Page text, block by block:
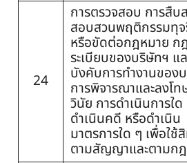
24
การตรวจสอบ การสืบ
สอบสวนพฤติกรรมทุ
หรือขัดต่อกฎหมาย กฎ
ระเบียบของบริษัทฯ แ
บังคับการทำงานของ
การพิจารณาและลงโท
วินัย การดำเนินการใ
ดำเนินคดี หรือดำเนิน
มาตรการใด ๆ เพื่อใช้
ตามสัญญาและตามก